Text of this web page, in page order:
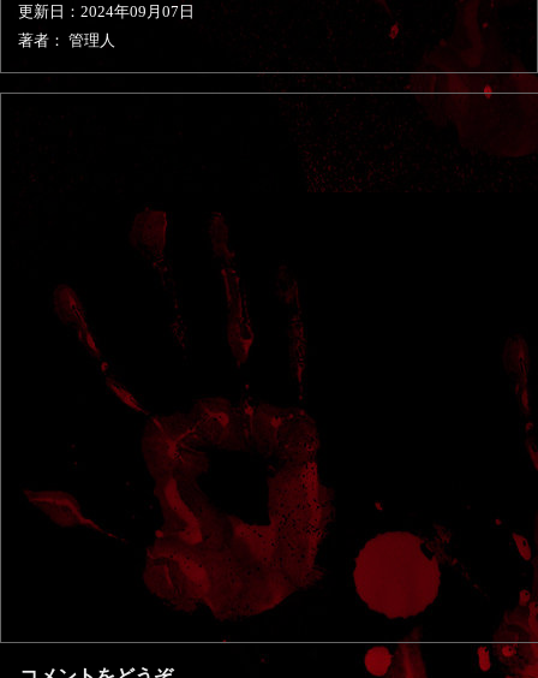
更新日：2024年09月07日
著者： 管理人